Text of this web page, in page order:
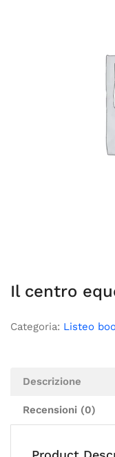
Il centro
Categoria: Listeo
Descrizione
Recensioni (0)